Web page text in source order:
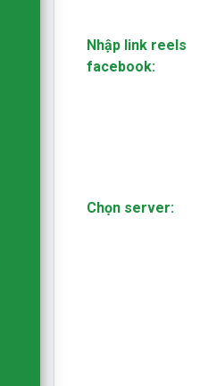
Nhập link reels
facebook:
Chọn server: